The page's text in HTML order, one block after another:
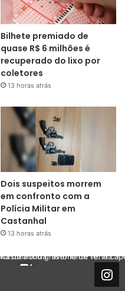
Bilhete premiado de
quase R$ 6 milhões é
recuperado do lixo por
coletores
13 horas atrás
Dois suspeitos morrem
em confronto com a
Polícia Militar em
Castanhal
13 horas atrás